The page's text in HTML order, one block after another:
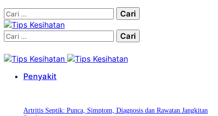
Cari:
Cari:
Penyakit
Artritis Septik: Punca, Simptom, Diagnosis dan Rawatan Jangkitan